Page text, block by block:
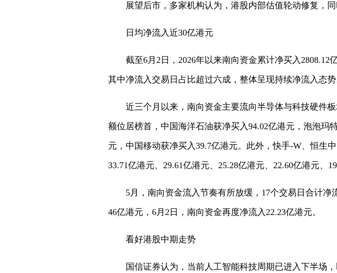
展望后市，多家机构认为，港股内部估值轮动修复，
日均净流入近30亿港元
截至6月2日，2026年以来南向资金累计净买入2808.12
其中净流入交易日占比超过六成，整体呈现持续净流入态势
近三个月以来，南向资金主要流向半导体与科技硬件
额位居榜首，中国海洋石油获净买入94.02亿港元，泡泡玛
元，中国移动获净买入39.7亿港元。此外，快手-W、恒生
33.71亿港元、29.61亿港元、25.28亿港元、22.60亿港元、
5月，南向资金流入节奏有所放缓，17个交易日合计
46亿港元，6月2日，南向资金再度净流入22.23亿港元。
看好港股中期走势
国信证券认为，当前人工智能科技周期已进入下半场